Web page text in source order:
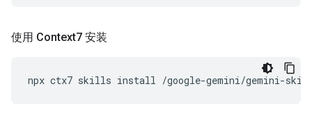
使用 Context7 安装
npx ctx7 skills install /google-gemini/gemini-